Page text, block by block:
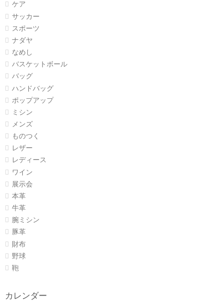
ケア
サッカー
スポーツ
ナダヤ
なめし
バスケットボール
バッグ
ハンドバッグ
ポップアップ
ミシン
メンズ
ものつく
レザー
レディース
ワイン
展示会
本革
牛革
腕ミシン
豚革
財布
野球
鞄
カレンダー